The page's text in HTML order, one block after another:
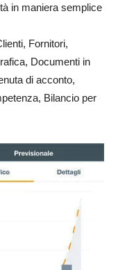
in maniera semplice
Fornitori,
Documenti in
di acconto,
Bilancio per